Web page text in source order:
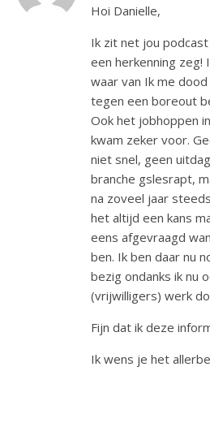
Hoi Danielle,
Ik zit net jou
een herkenning zeg!
waar van Ik me
tegen een boreout
Ook het jobhoppen
kwam zeker voor.
niet snel, geen
branche gslesrapt,
na zoveel jaar
het altijd een kans
eens afgevraagd
ben. Ik ben daar nu
bezig ondanks ik nu
(vrijwilligers) werk
Fijn dat ik deze
Ik wens je het